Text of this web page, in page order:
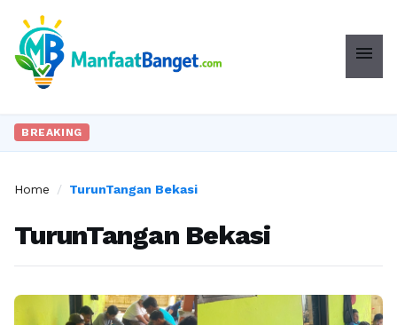
menu
BREAKING
Home / TurunTangan Bekasi
TurunTangan Bekasi